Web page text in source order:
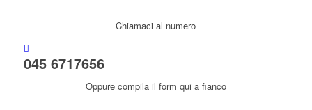
Chiamaci al numero
045 6717656
Oppure compila il form qui a fianco